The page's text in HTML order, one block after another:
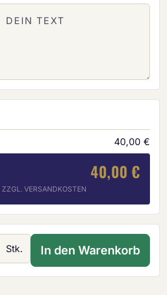
40,00 €
40,00 €
VERSANDKOSTEN
Gib den gewünschten
Stk. In den Warenkorb